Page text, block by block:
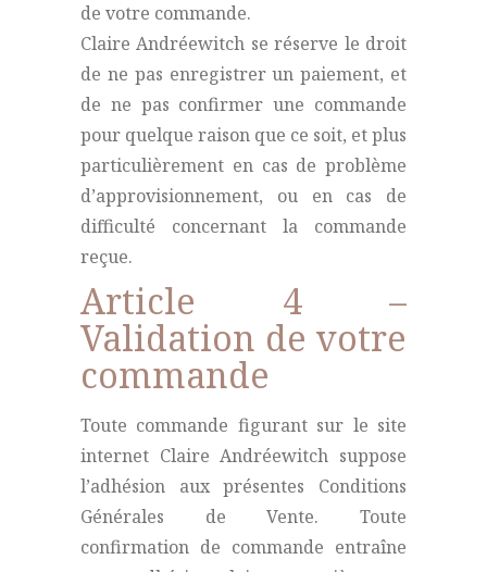
de votre commande.
Claire Andréewitch se réserve le droit
de ne pas enregistrer un paiement, et
de ne pas confirmer une commande
pour quelque raison que ce soit, et plus
particulièrement en cas de problème
d’approvisionnement, ou en cas de
difficulté concernant la commande
reçue.
Article 4 –
Validation de votre
commande
Toute commande figurant sur le site
internet Claire Andréewitch suppose
l’adhésion aux présentes Conditions
Générales de Vente. Toute
confirmation de commande entraîne